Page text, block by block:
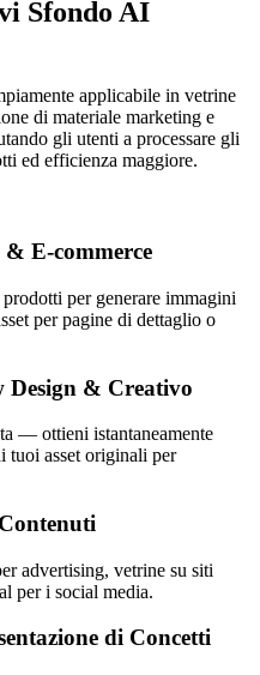
Sfondo AI
applicabile in vetrine
di materiale marketing e
gli utenti a processare gli
ed efficienza maggiore.
E-commerce
per generare immagini
per pagine di dettaglio o
Design & Creativo
— ottieni istantaneamente
tuoi asset originali per
advertising, vetrine su siti
per i social media.
di Concetti